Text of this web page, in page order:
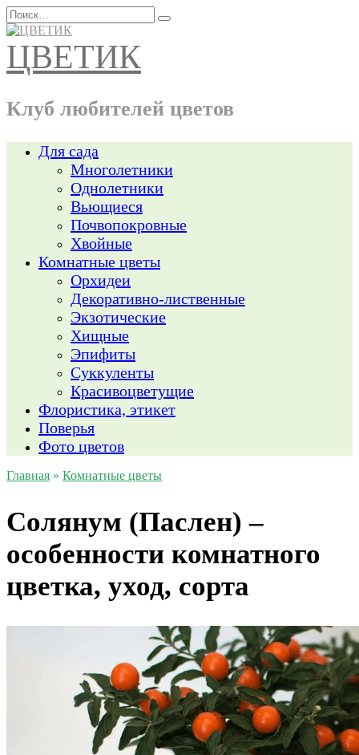
Перейти
к
содержанию
Search
for:
ЦВЕТИК
Клуб любителей цветов
Для сада
Многолетники
Однолетники
Вьющиеся
Почвопокровные
Хвойные
Комнатные цветы
Орхидеи
Декоративно-лиственные
Экзотические
Хищные
Эпифиты
Суккуленты
Красивоцветущие
Флористика, этикет
Поверья
Фото цветов
Главная » Комнатные цветы
Солянум (Паслен) –
особенности комнатного
цветка, уход, сорта